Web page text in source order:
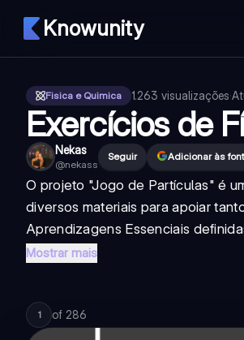
Knowunity
Fisica e Quimica 1.263 visualizações·
Exercícios de
Nekas
@nekass
Seguir Adicionar às
O projeto "Jogo de Partículas" é
diversos materiais para apoiar
Aprendizagens Essenciais
Mostrar mais
1 of 286